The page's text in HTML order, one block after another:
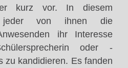
kurz vor. In diesem
jeder von ihnen die
ihr Interesse
oder -
zu kandidieren. Es fanden